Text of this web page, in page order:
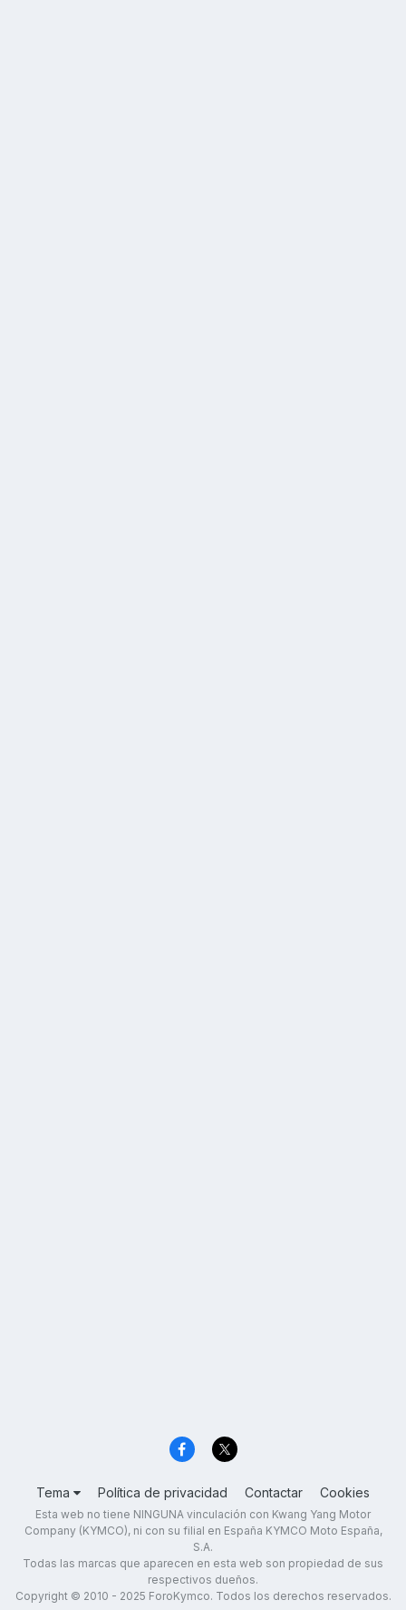
Tema Política de privacidad Contactar Cookies
Esta web no tiene NINGUNA vinculación con Kwang Yang Motor
Company (KYMCO), ni con su filial en España KYMCO Moto España,
S.A.
Todas las marcas que aparecen en esta web son propiedad de sus
respectivos dueños.
Copyright © 2010 - 2025 ForoKymco. Todos los derechos reservados.